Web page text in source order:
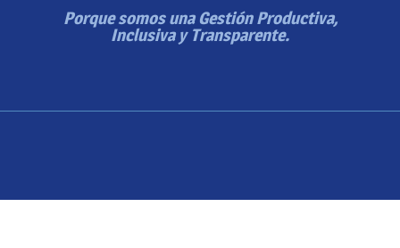
Porque somos una Gestión Productiva,
Inclusiva y Transparente.